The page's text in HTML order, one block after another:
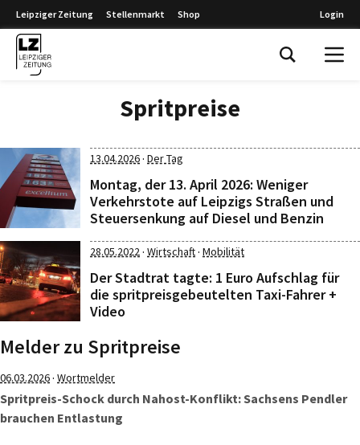
Leipziger Zeitung Stellenmarkt Shop Login
Spritpreise
13.04.2026· Der Tag
Montag, der 13. April 2026: Weniger
Verkehrstote auf Leipzigs Straßen und
Steuersenkung auf Diesel und Benzin
28.05.2022· Wirtschaft· Mobilität
Der Stadtrat tagte: 1 Euro Aufschlag für
die spritpreisgebeutelten Taxi-Fahrer +
Video
Melder zu Spritpreise
06.03.2026· Wortmelder
Spritpreis-Schock durch Nahost-Konflikt: Sachsens Pendler
brauchen Entlastung